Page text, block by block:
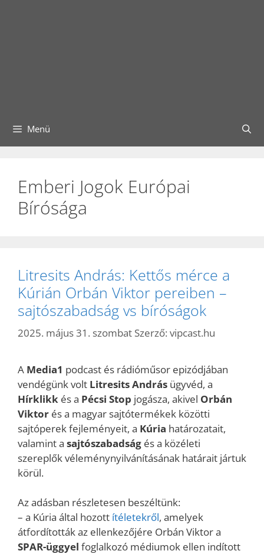
Menü
Emberi Jogok Európai
Bírósága
Litresits András: Kettős mérce a
Kúrián Orbán Viktor pereiben –
sajtószabadság vs bíróságok
2025. május 31. szombat Szerző: vipcast.hu
A Media1 podcast és rádióműsor epizódjában
vendégünk volt Litresits András ügyvéd, a
Hírklikk és a Pécsi Stop jogásza, akivel Orbán
Viktor és a magyar sajtótermékek közötti
sajtóperek fejleményeit, a Kúria határozatait,
valamint a sajtószabadság és a közéleti
szereplők véleménynyilvánításának határait jártuk
körül.
Az adásban részletesen beszéltünk:
– a Kúria által hozott ítéletekről, amelyek
átfordították az ellenkezőjére Orbán Viktor a
SPAR-üggyel foglalkozó médiumok ellen indított